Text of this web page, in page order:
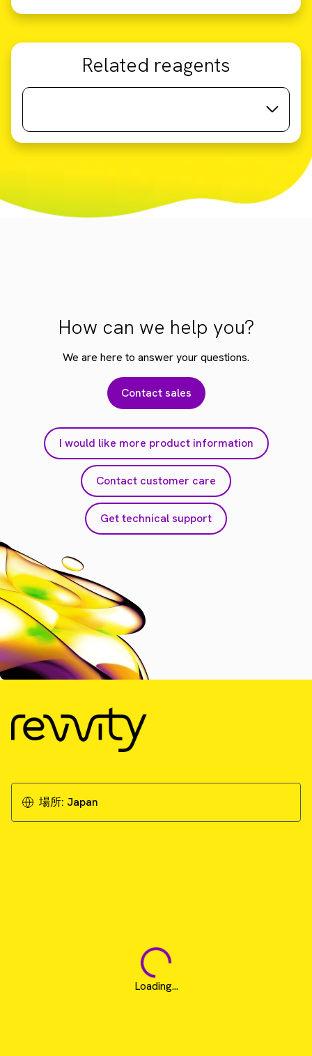
Related reagents
How can we help you?
We are here to answer your questions.
Contact sales
I would like more product information
Contact customer care
Get technical support
場所: Japan
Loading...